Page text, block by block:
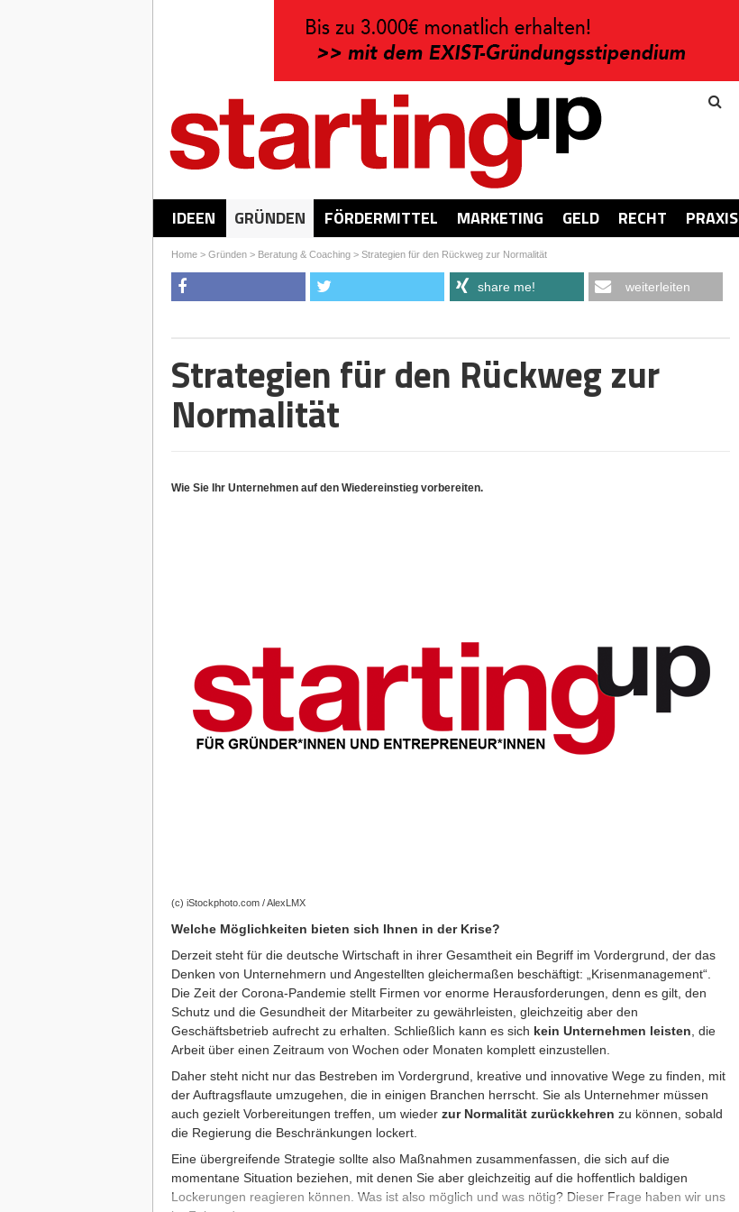
IDEEN GRÜNDEN FÖRDERMITTEL MARKETING GELD RECHT PRAXIS
Home> Gründen> Beratung & Coaching> Strategien für den Rückweg zur Normalität
share me! weiterleiten
Strategien für den Rückweg zur
Normalität
Wie Sie Ihr Unternehmen auf den Wiedereinstieg vorbereiten.
(c) iStockphoto.com / AlexLMX
Welche Möglichkeiten bieten sich Ihnen in der Krise?
Derzeit steht für die deutsche Wirtschaft in ihrer Gesamtheit ein Begriff im Vordergrund, der das
Denken von Unternehmern und Angestellten gleichermaßen beschäftigt: „Krisenmanagement“.
Die Zeit der Corona-Pandemie stellt Firmen vor enorme Herausforderungen, denn es gilt, den
Schutz und die Gesundheit der Mitarbeiter zu gewährleisten, gleichzeitig aber den
Geschäftsbetrieb aufrecht zu erhalten. Schließlich kann es sich kein Unternehmen leisten , die
Arbeit über einen Zeitraum von Wochen oder Monaten komplett einzustellen.
Daher steht nicht nur das Bestreben im Vordergrund, kreative und innovative Wege zu finden, mit
der Auftragsflaute umzugehen, die in einigen Branchen herrscht. Sie als Unternehmer müssen
auch gezielt Vorbereitungen treffen, um wieder zur Normalität zurückkehren zu können, sobald
die Regierung die Beschränkungen lockert.
Eine übergreifende Strategie sollte also Maßnahmen zusammenfassen, die sich auf die
momentane Situation beziehen, mit denen Sie aber gleichzeitig auf die hoffentlich baldigen
Lockerungen reagieren können. Was ist also möglich und was nötig? Dieser Frage haben wir uns